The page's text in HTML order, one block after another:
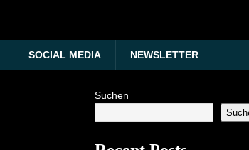
SOCIAL MEDIA NEWSLETTER
Suchen